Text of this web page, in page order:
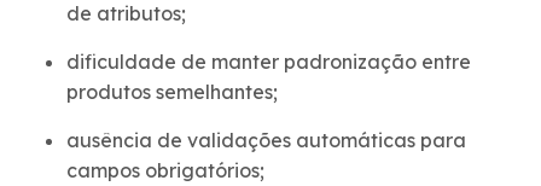
de atributos;
dificuldade de manter padronização entre
produtos semelhantes;
ausência de validações automáticas para
campos obrigatórios;